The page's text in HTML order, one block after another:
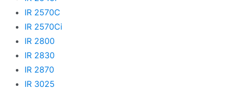
IR 2570C
IR 2570Ci
IR 2800
IR 2830
IR 2870
IR 3025